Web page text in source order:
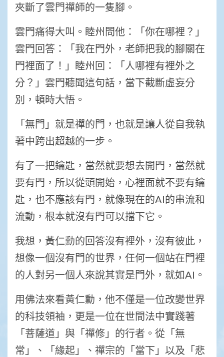
夾斷了雲門禪師的一隻腳。
雲門痛得大叫。睦州問他：「你在哪裡？」
雲門回答：「我在門外，老師把我的腳關在
門裡面了！」睦州回：「人哪裡有裡外之
分？」雲門聽聞這句話，當下截斷虛妄分
別，頓時大悟。
「無門」就是禪的門，也就是讓人從自我執
著中跨出超越的一步。
有了一把鑰匙，當然就要想去開門，當然就
要有門，所以從頭開始，心裡面就不要有鑰
匙，也不應該有門，就像現在的AI的串流和
流動，根本就沒有門可以擋下它。
我想，黃仁勳的回答沒有裡外，沒有彼此，
想像一個沒有門的世界，任何一個站在門裡
的人對另一個人來說其實是門外，就如AI。
用佛法來看黃仁勳，他不僅是一位改變世界
的科技領袖，更是一位在世間法中實踐著
「菩薩道」與「禪修」的行者。從「無
常」、「緣起」、禪宗的「當下」以及「悲